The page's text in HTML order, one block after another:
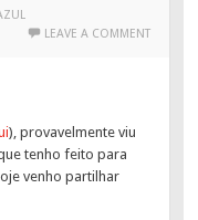
LEAVE A COMMENT
), provavelmente viu
tenho feito para
venho partilhar